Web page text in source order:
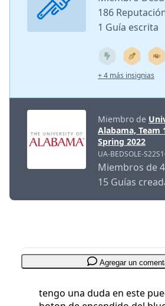
186
1 Guía escrita
+ 4 más insignias
Miembro de
Alabama, Team
Spring 2022
UA-BEDSOLE-
Miembros de 4
15 Guías
Agregar un
tengo una duda en este